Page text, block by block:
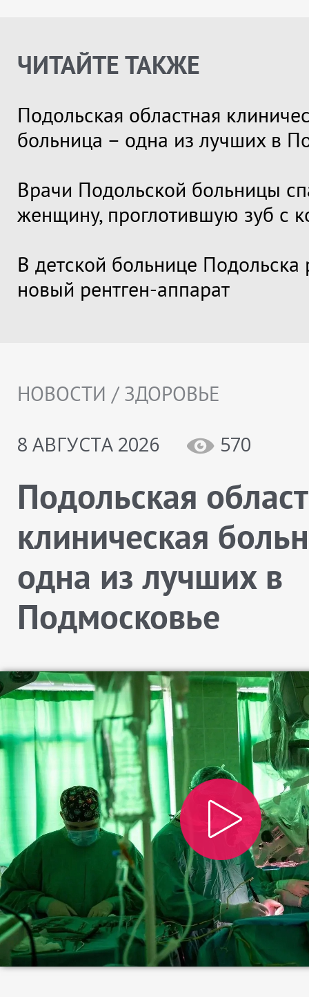
ЧИТАЙТЕ ТАКЖЕ
Подольская областная
больница – одна из лучших в
Врачи Подольской больницы
женщину, проглотившую зуб с
В детской больнице Подольска
новый рентген-аппарат
НОВОСТИ / ЗДОРОВЬЕ
8 АВГУСТА 2026
570
Подольская
клиническая
одна из лучших в
Подмосковье